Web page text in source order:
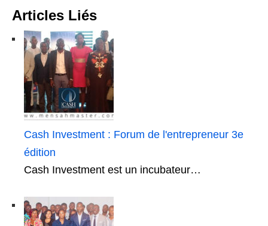
Articles Liés
Cash Investment : Forum de l'entrepreneur 3e
édition
Cash Investment est un incubateur…